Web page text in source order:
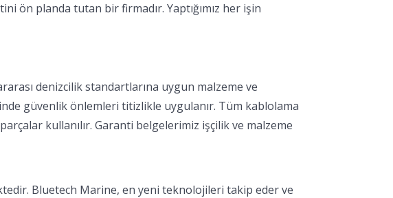
ön planda tutan bir firmadır. Yaptığımız her işin
denizcilik standartlarına uygun malzeme ve
güvenlik önlemleri titizlikle uygulanır. Tüm kablolama
kullanılır. Garanti belgelerimiz işçilik ve malzeme
Bluetech Marine, en yeni teknolojileri takip eder ve